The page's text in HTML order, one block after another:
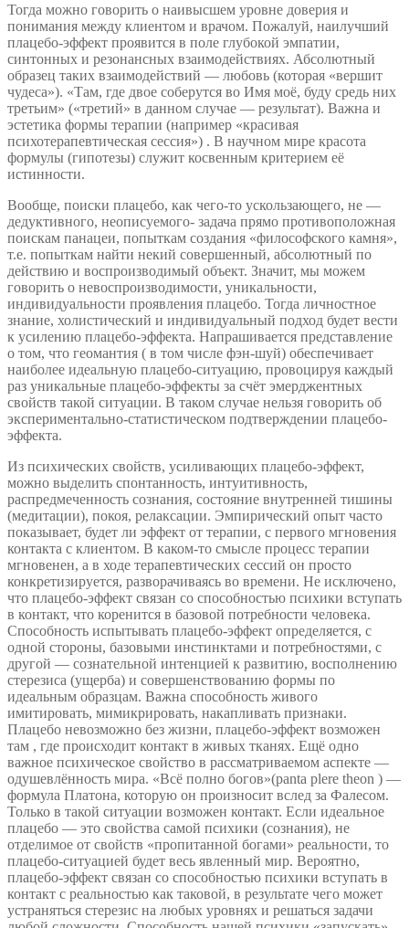
Тогда можно говорить о наивысшем уровне доверия и
понимания между клиентом и врачом. Пожалуй, наилучший
плацебо-эффект проявится в поле глубокой эмпатии,
синтонных и резонансных взаимодействиях. Абсолютный
образец таких взаимодействий — любовь (которая «вершит
чудеса»). «Там, где двое соберутся во Имя моё, буду средь них
третьим» («третий» в данном случае — результат). Важна и
эстетика формы терапии (например «красивая
психотерапевтическая сессия») . В научном мире красота
формулы (гипотезы) служит косвенным критерием её
истинности.
Вообще, поиски плацебо, как чего-то ускользающего, не —
дедуктивного, неописуемого- задача прямо противоположная
поискам панацеи, попыткам создания «философского камня»,
т.е. попыткам найти некий совершенный, абсолютный по
действию и воспроизводимый объект. Значит, мы можем
говорить о невоспроизводимости, уникальности,
индивидуальности проявления плацебо. Тогда личностное
знание, холистический и индивидуальный подход будет вести
к усилению плацебо-эффекта. Напрашивается представление
о том, что геомантия ( в том числе фэн-шуй) обеспечивает
наиболее идеальную плацебо-ситуацию, провоцируя каждый
раз уникальные плацебо-эффекты за счёт эмерджентных
свойств такой ситуации. В таком случае нельзя говорить об
экспериментально-статистическом подтверждении плацебо-
эффекта.
Из психических свойств, усиливающих плацебо-эффект,
можно выделить спонтанность, интуитивность,
распредмеченность сознания, состояние внутренней тишины
(медитации), покоя, релаксации. Эмпирический опыт часто
показывает, будет ли эффект от терапии, с первого мгновения
контакта с клиентом. В каком-то смысле процесс терапии
мгновенен, а в ходе терапевтических сессий он просто
конкретизируется, разворачиваясь во времени. Не исключено,
что плацебо-эффект связан со способностью психики вступать
в контакт, что коренится в базовой потребности человека.
Способность испытывать плацебо-эффект определяется, с
одной стороны, базовыми инстинктами и потребностями, с
другой — сознательной интенцией к развитию, восполнению
стерезиса (ущерба) и совершенствованию формы по
идеальным образцам. Важна способность живого
имитировать, мимикрировать, накапливать признаки.
Плацебо невозможно без жизни, плацебо-эффект возможен
там , где происходит контакт в живых тканях. Ещё одно
важное психическое свойство в рассматриваемом аспекте —
одушевлённость мира. «Всё полно богов»(panta plere theon ) —
формула Платона, которую он произносит вслед за Фалесом.
Только в такой ситуации возможен контакт. Если идеальное
плацебо — это свойства самой психики (сознания), не
отделимое от свойств «пропитанной богами» реальности, то
плацебо-ситуацией будет весь явленный мир. Вероятно,
плацебо-эффект связан со способностью психики вступать в
контакт с реальностью как таковой, в результате чего может
устраняться стерезис на любых уровнях и решаться задачи